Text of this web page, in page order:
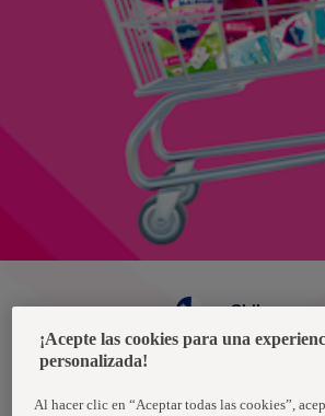
Términos y
Chile
¡Acepte las cookies para una
personalizada!
Al hacer clic en “Aceptar todas las cookies”,